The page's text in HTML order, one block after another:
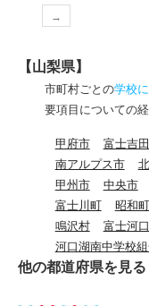
→
【山梨県】
市町村ごとの学校
要項目についての
甲府市 富士吉
南アルプス市
甲州市
中央市
富士川町
昭和町
鳴沢村
富士河
河口湖南中学校
他の都道府県を見る